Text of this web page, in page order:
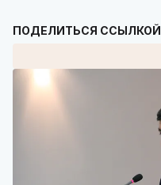
ПОДЕЛИТЬСЯ ССЫЛКОЙ